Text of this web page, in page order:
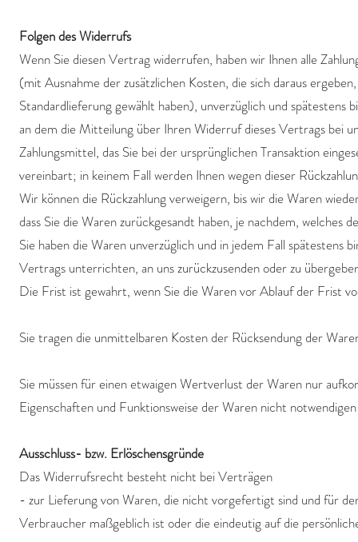
Folgen des Widerrufs
Wenn Sie diesen Vertrag widerrufen, haben wir Ihnen alle
(mit Ausnahme der zusätzlichen Kosten, die sich daraus
Standardlieferung gewählt haben), unverzüglich und spätestens
an dem die Mitteilung über Ihren Widerruf dieses Vertrags bei
Zahlungsmittel, das Sie bei der ursprünglichen Transaktion
vereinbart; in keinem Fall werden Ihnen wegen dieser
Wir können die Rückzahlung verweigern, bis wir die Waren
dass Sie die Waren zurückgesandt haben, je nachdem, welches
Sie haben die Waren unverzüglich und in jedem Fall spätestens
Vertrags unterrichten, an uns zurückzusenden oder zu
Die Frist ist gewahrt, wenn Sie die Waren vor Ablauf der Frist
Sie tragen die unmittelbaren Kosten der Rücksendung der
Sie müssen für einen etwaigen Wertverlust der Waren nur
Eigenschaften und Funktionsweise der Waren nicht
Ausschluss- bzw. Erlöschensgründe
Das Widerrufsrecht besteht nicht bei Verträgen
- zur Lieferung von Waren, die nicht vorgefertigt sind und für
Verbraucher maßgeblich ist oder die eindeutig auf die